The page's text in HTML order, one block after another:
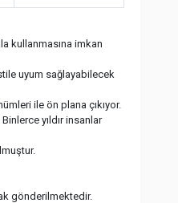
kullanmasına imkan
uyum sağlayabilecek
ile ön plana çıkıyor.
yıldır insanlar
gönderilmektedir.